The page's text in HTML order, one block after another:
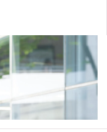
目取得「D或E级」
二级」／「第三
语／西班牙语语言能
以上 及 韩语达TOPIK
学条件中的五科之
级或以上亦会被接